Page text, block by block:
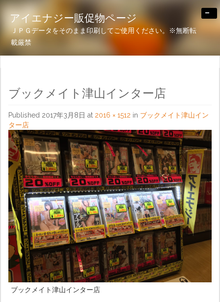
アイエナジー販促物ページ
ＪＰＧデータをそのまま印刷してご使用ください。※無断転
載厳禁
-
ブックメイト津山インター店
Published 2017年3月8日 at 2016 × 1512 in ブックメイト津山イン
ター店
ブックメイト津山インター店